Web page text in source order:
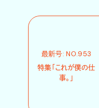
最新号: NO.953
特集「これが僕の仕
事。」